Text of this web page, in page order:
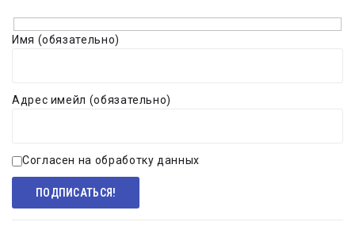
Имя (обязательно)
Адрес имейл (обязательно)
Согласен на обработку данных